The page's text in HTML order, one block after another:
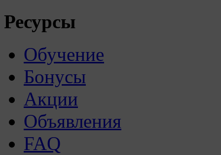
Ресурсы
Обучение
Бонусы
Акции
Объявления
FAQ